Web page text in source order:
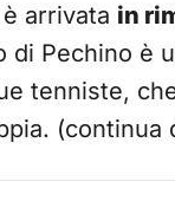
arrivata in
Pechino è
tenniste,
(continua